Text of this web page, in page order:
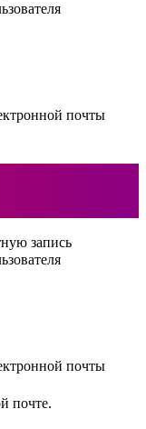
почты
запись
почты
почте.